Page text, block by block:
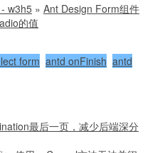
w3h5 » Ant Design Form组件
的值
form antd onFinish antd
最后一页，减少后端深分